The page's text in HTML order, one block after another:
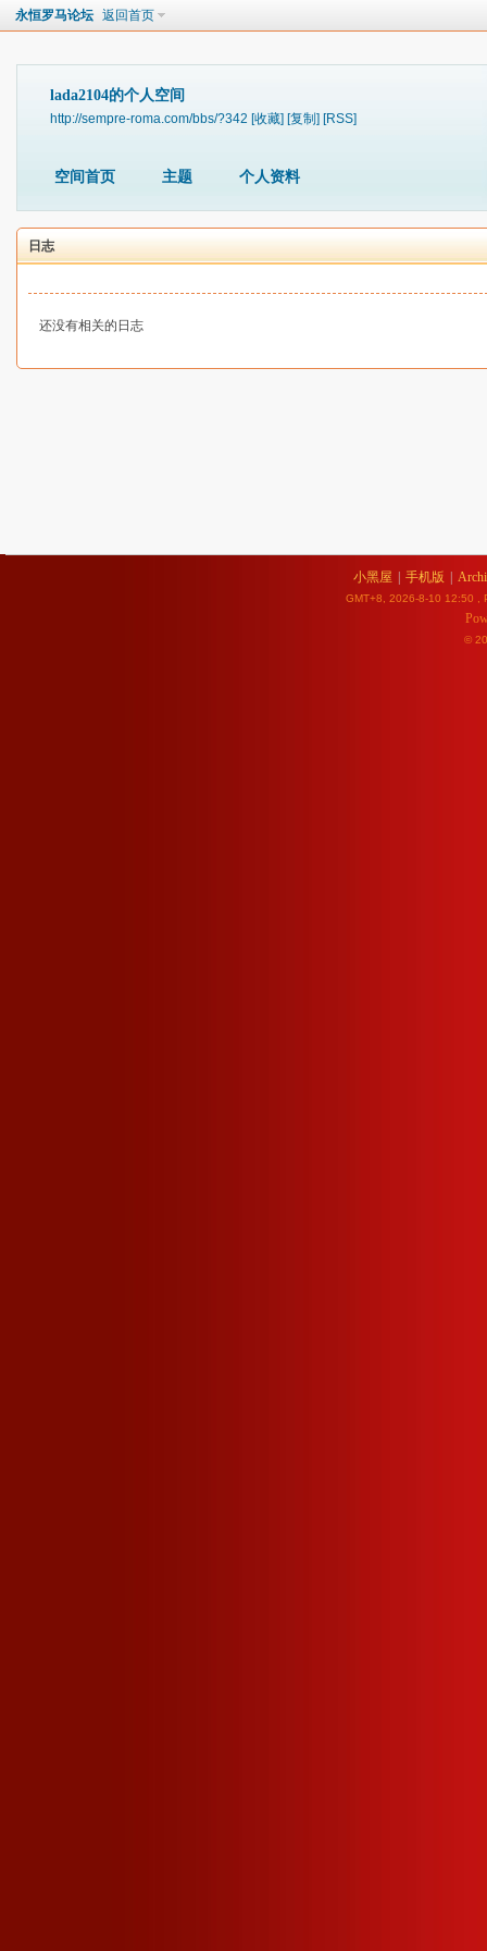
永恒罗马论坛 返回首页
lada2104的个人空间
http://sempre-roma.com/bbs/?342 [收藏] [复制] [RSS]
空间首页 主题 个人资料
日志
还没有相关的日志
小黑屋 手机版
GMT+8, 2026-8-10 12:50 ,
©